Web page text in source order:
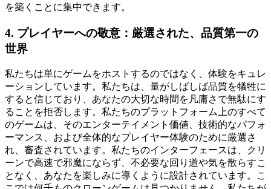
を築くことに集中できます。
4. プレイヤーへの敬意：厳選された、品質第一の
世界
私たちは単にゲームをホストするのではなく、体験をキュレ
ーションしています。私たちは、量がしばしば品質を犠牲に
すると信じており、あなたの大切な時間を凡庸さで無駄にす
ることを拒否します。私たちのプラットフォーム上のすべて
のゲームは、そのエンターテイメント価値、技術的なパフォ
ーマンス、および全体的なプレイヤー体験のために厳選さ
れ、審査されています。私たちのインターフェースは、クリ
ーンで高速で邪魔にならず、不必要な回り道や気を散らすこ
となく、あなたを楽しみに導くように設計されています。こ